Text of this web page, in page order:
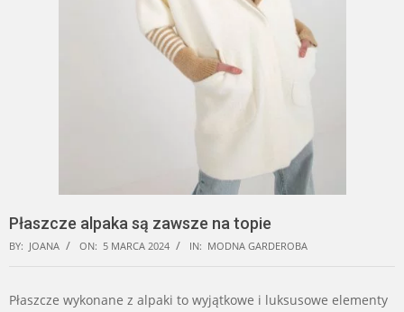
Płaszcze alpaka są zawsze na topie
BY: JOANA ON: 5 MARCA 2024 IN: MODNA GARDEROBA
Płaszcze wykonane z alpaki to wyjątkowe i luksusowe elementy